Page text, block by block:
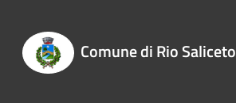
Comune di Rio Saliceto